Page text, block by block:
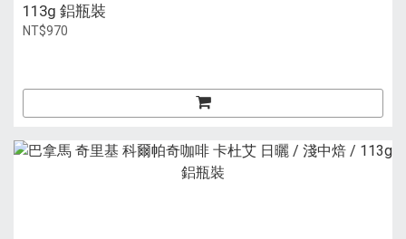
113g 鋁瓶裝
NT$970